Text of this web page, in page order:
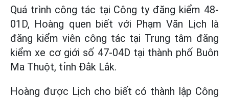
Quá trình công tác tại Công ty đăng kiểm 48-
01D, Hoàng quen biết với Phạm Văn Lịch là
đăng kiểm viên công tác tại Trung tâm đăng
kiểm xe cơ giới số 47-04D tại thành phố Buôn
Ma Thuột, tỉnh Đắk Lắk.
Hoàng được Lịch cho biết có thành lập Công